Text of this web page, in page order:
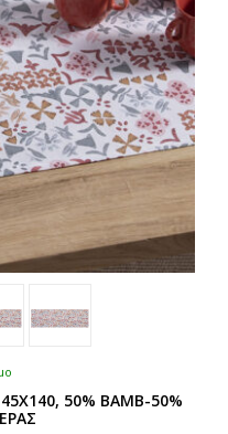
50% BAMB-50%